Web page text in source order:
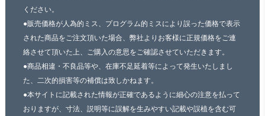
ください。
●販売価格が人為的ミス、プログラム的ミスにより誤った価格で表示
された商品をご注文頂いた場合、弊社よりお客様に正規価格をご連
絡させて頂いた上、ご購入の意思をご確認させていただきます。
●商品相違・不良品等や、在庫不足延着等によって発生いたしまし
た、二次的損害等の補償は致しかねます。
●本サイトに記載された情報が正確であるように細心の注意を払って
おりますが、寸法、説明等に誤解を生みやすい記載や誤植を含む可